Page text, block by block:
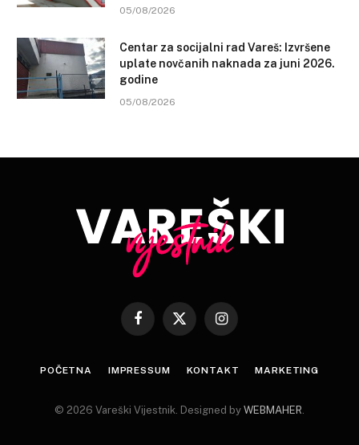
05/08/2026
Centar za socijalni rad Vareš: Izvršene
uplate novčanih naknada za juni 2026.
godine
05/08/2026
Facebook
X
Instagram
POČETNA IMPRESSUM KONTAKT MARKETING
© 2026 Vareški Vijestnik. Designed by WEBMAHER.